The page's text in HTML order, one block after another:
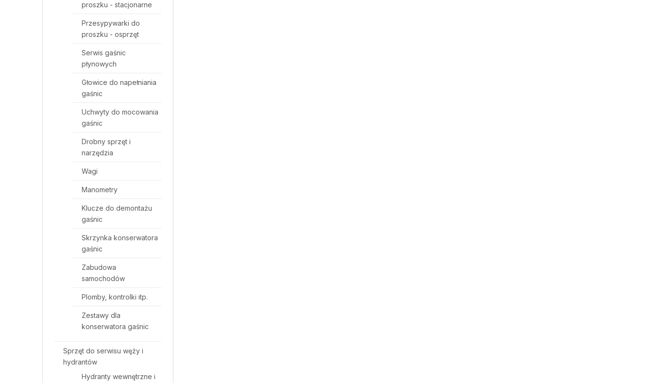
proszku - stacjonarne
Przesypywarki do
proszku - osprzęt
Serwis gaśnic
płynowych
Głowice do napełniania
gaśnic
Uchwyty do mocowania
gaśnic
Drobny sprzęt i
narzędzia
Wagi
Manometry
Klucze do demontażu
gaśnic
Skrzynka konserwatora
gaśnic
Zabudowa
samochodów
Plomby, kontrolki itp.
Zestawy dla
konserwatora gaśnic
Sprzęt do serwisu węży i
hydrantów
Hydranty wewnętrzne i